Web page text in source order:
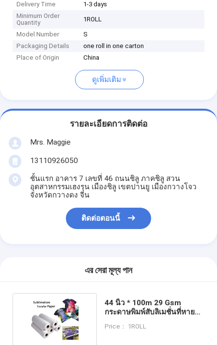
Delivery Time
1-3 days
Minimum Order
Quantity
1ROLL
Model Number
S
Packaging Details
one roll in one carton
Place of Origin
China
ดูเพิ่มเติม
รายละเอียดการติดต่อ
Mrs. Maggie
13110926050
ชั้นแรก อาคาร 7 เลขที่ 46 ถนนชิลู ภาคชิลู สวน
อุตสาหกรรมเฮงรุน เมืองชิลู เขตปานยู เมืองกวางโจว
จังหวัดกวางดง จีน
ติดต่อตอนนี้
এর সেরা মূল্য পান
44 นิ้ว * 100m 29 Gsm
กระดาษพิมพ์สับลิเมชั่นที่หายใจ
Price： 1ROLL